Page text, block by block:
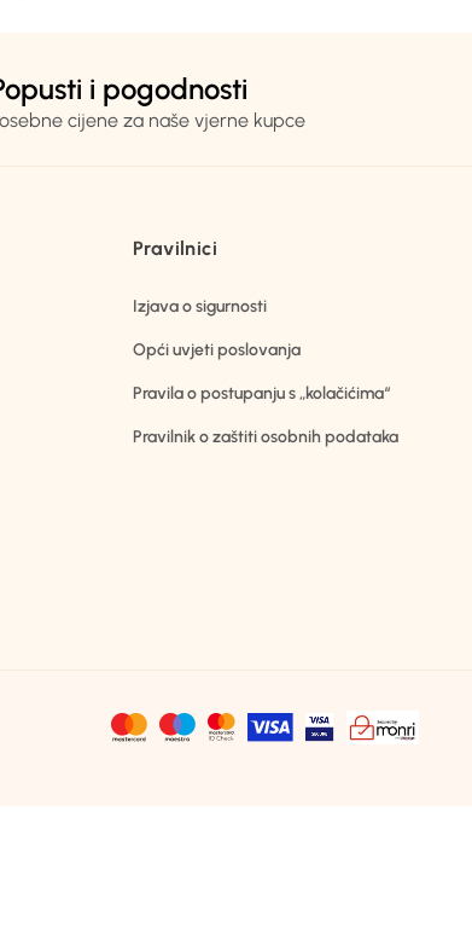
i pogodnosti
cijene za naše vjerne kupce
Pravilnici
Izjava o sigurnosti
Opći uvjeti poslovanja
Pravila o postupanju s „kolačićima“
Pravilnik o zaštiti osobnih podataka